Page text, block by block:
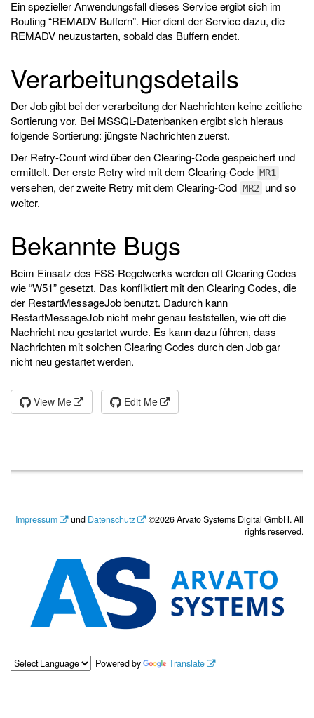
Ein spezieller Anwendungsfall dieses Service ergibt sich im
Routing “REMADV Buffern”. Hier dient der Service dazu, die
REMADV neuzustarten, sobald das Buffern endet.
Verarbeitungsdetails
Der Job gibt bei der verarbeitung der Nachrichten keine zeitliche
Sortierung vor. Bei MSSQL-Datenbanken ergibt sich hieraus
folgende Sortierung: jüngste Nachrichten zuerst.
Der Retry-Count wird über den Clearing-Code gespeichert und
ermittelt. Der erste Retry wird mit dem Clearing-Code MR1
versehen, der zweite Retry mit dem Clearing-Cod MR2
und so
weiter.
Bekannte Bugs
Beim Einsatz des FSS-Regelwerks werden oft Clearing Codes
wie “W51” gesetzt. Das konfliktiert mit den Clearing Codes, die
der RestartMessageJob benutzt. Dadurch kann
RestartMessageJob nicht mehr genau feststellen, wie oft die
Nachricht neu gestartet wurde. Es kann dazu führen, dass
Nachrichten mit solchen Clearing Codes durch den Job gar
nicht neu gestartet werden.
View Me Edit Me
Impressum und Datenschutz
©2026 Arvato Systems Digital GmbH. All
rights reserved.
Powered by Translate